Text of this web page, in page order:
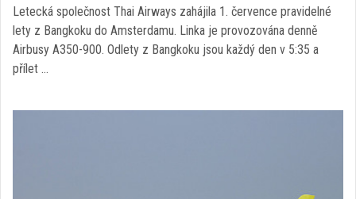
Letecká společnost Thai Airways zahájila 1. července pravidelné
lety z Bangkoku do Amsterdamu. Linka je provozována denně
Airbusy A350-900. Odlety z Bangkoku jsou každý den v 5:35 a
přílet …